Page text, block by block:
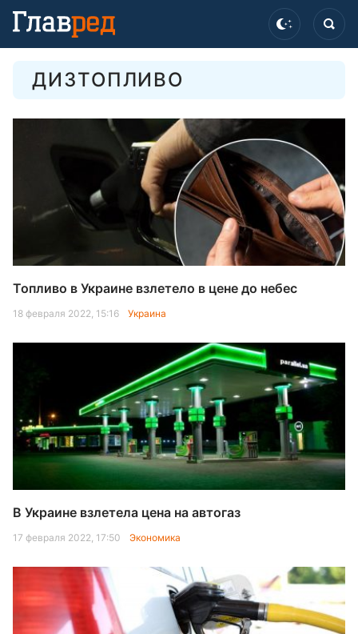
ДИЗТОПЛИВО
Топливо в Украине взлетело в цене до небес
18 февраля 2022, 15:16 Украина
В Украине взлетела цена на автогаз
17 февраля 2022, 17:50 Экономика